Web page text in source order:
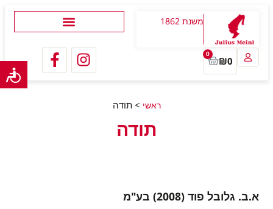
משנת 1862
₪0
0
ראשי >תודה
תודה
א.ב. גלובל פוד (2008) בע"מ